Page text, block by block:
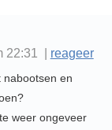
22:31 | reageer
nabootsen en
weer ongeveer